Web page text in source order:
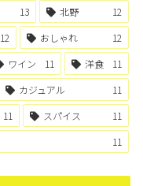
13 北野
12
12 おしゃれ
12
ワイン 11 洋食
11
カジュアル
11
11 スパイス
11
11